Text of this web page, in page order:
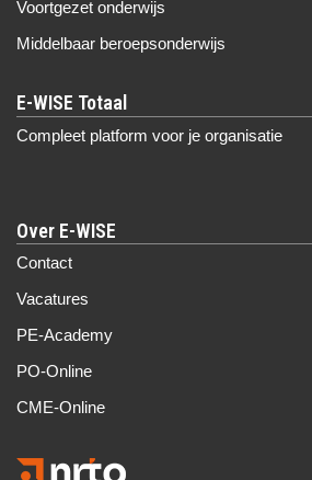
Voortgezet onderwijs
Middelbaar beroepsonderwijs
Compleet platform voor je organisatie
Over E-WISE
Contact
Vacatures
PE-Academy
PO-Online
CME-Online